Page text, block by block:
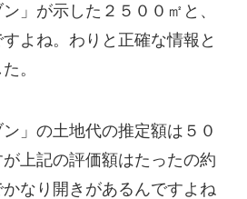
」が示した２５００㎡と、
よね。わりと正確な情報と
。
ン」の土地代の推定額は５０
上記の評価額はたったの約
なり開きがあるんですよね